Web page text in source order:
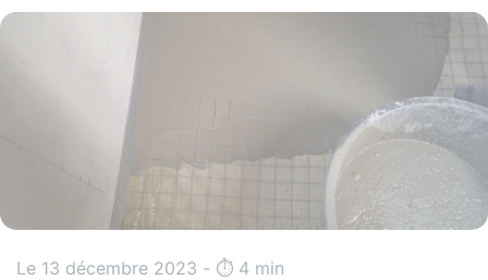
Le 13 décembre 2023 - ⏱️️ 4 min